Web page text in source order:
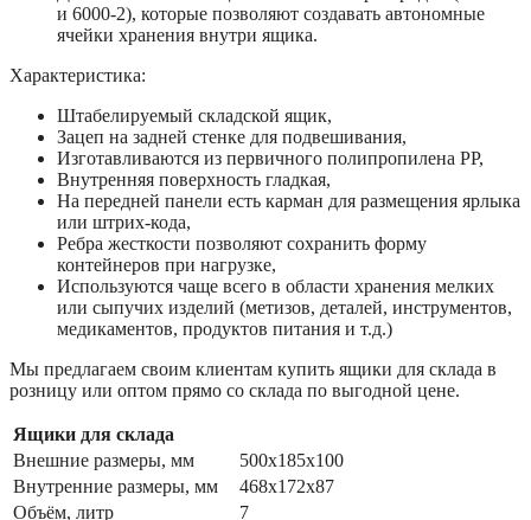
и 6000-2), которые позволяют создавать автономные
ячейки хранения внутри ящика.
Характеристика:
Штабелируемый складской ящик,
Зацеп на задней стенке для подвешивания,
Изготавливаются из первичного полипропилена РР,
Внутренняя поверхность гладкая,
На передней панели есть карман для размещения ярлыка
или штрих-кода,
Ребра жесткости позволяют сохранить форму
контейнеров при нагрузке,
Используются чаще всего в области хранения мелких
или сыпучих изделий (метизов, деталей, инструментов,
медикаментов, продуктов питания и т.д.)
Мы предлагаем своим клиентам купить ящики для склада в
розницу или оптом прямо со склада по выгодной цене.
Ящики для склада
Внешние размеры, мм
500x185x100
Внутренние размеры, мм
468x172x87
Объём, литр
7